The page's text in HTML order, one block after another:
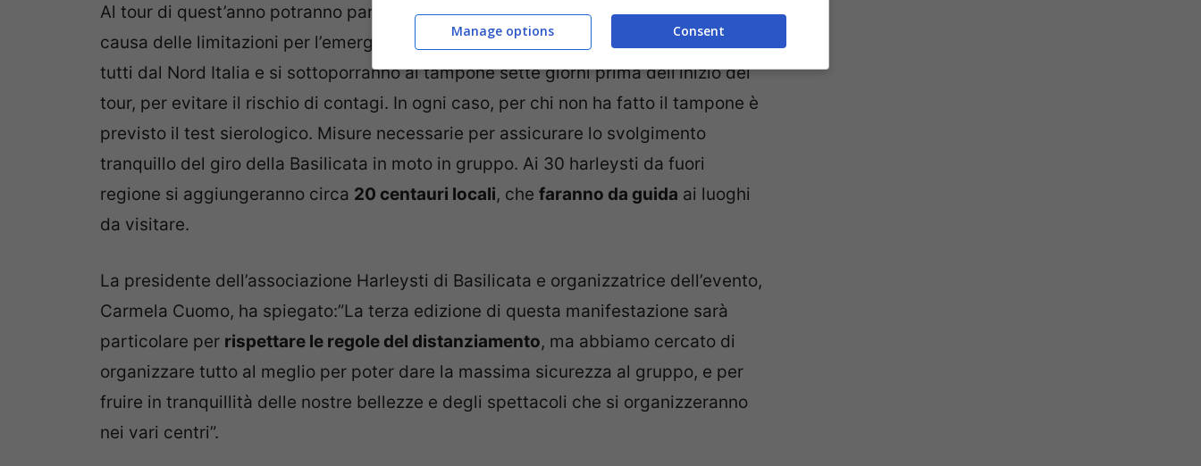
Al tour di quest’anno potranno partecipare solo30 centauri da fuori regione, a
causa delle limitazioni per l’emergenza sanitaria del Covid-19. Provengono quasi
tutti dal Nord Italia e si sottoporranno al tampone sette giorni prima dell’inizio del
tour, per evitare il rischio di contagi. In ogni caso, per chi non ha fatto il tampone è
previsto il test sierologico. Misure necessarie per assicurare lo svolgimento
tranquillo del giro della Basilicata in moto in gruppo. Ai 30 harleysti da fuori
regione si aggiungeranno circa 20 centauri locali, che faranno da guida ai luoghi
da visitare.
La presidente dell’associazione Harleysti di Basilicata e organizzatrice dell’evento,
Carmela Cuomo, ha spiegato:”La terza edizione di questa manifestazione sarà
particolare per rispettare le regole del distanziamento, ma abbiamo cercato di
organizzare tutto al meglio per poter dare la massima sicurezza al gruppo, e per
fruire in tranquillità delle nostre bellezze e degli spettacoli che si organizzeranno
nei vari centri”.
Consent
Manage options